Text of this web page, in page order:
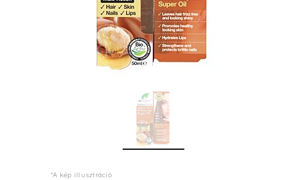
*A kép illusztráció